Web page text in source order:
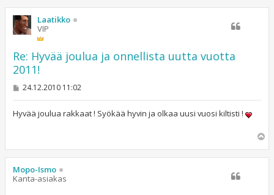
ö
Laatikko
VIP
Re: Hyvää joulua ja onnellista uutta vuotta
2011!
V
e
s
t
24.12.2010 11:02
Hyvää joulua rakkaat ! Syökää hyvin ja olkaa uusi vuosi kiltisti !
l
ö
Mopo-Ismo
Kanta-asiakas